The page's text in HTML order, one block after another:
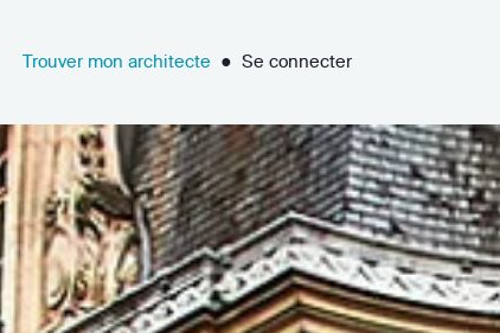
Trouver mon architecte ● Se connecter